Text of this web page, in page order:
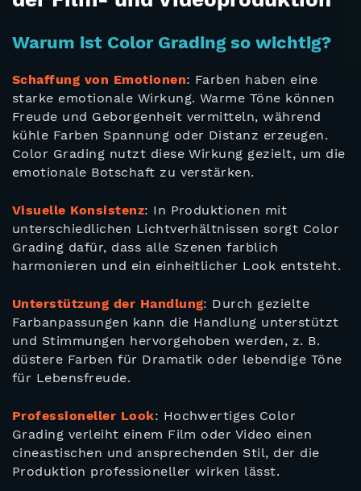
Warum ist Color Grading so wichtig?
Schaffung von Emotionen: Farben haben eine
starke emotionale Wirkung. Warme Töne können
Freude und Geborgenheit vermitteln, während
kühle Farben Spannung oder Distanz erzeugen.
Color Grading nutzt diese Wirkung gezielt, um die
emotionale Botschaft zu verstärken.
Visuelle Konsistenz: In Produktionen mit
unterschiedlichen Lichtverhältnissen sorgt Color
Grading dafür, dass alle Szenen farblich
harmonieren und ein einheitlicher Look entsteht.
Unterstützung der Handlung: Durch gezielte
Farbanpassungen kann die Handlung unterstützt
und Stimmungen hervorgehoben werden, z. B.
düstere Farben für Dramatik oder lebendige Töne
für Lebensfreude.
Professioneller Look: Hochwertiges Color
Grading verleiht einem Film oder Video einen
cineastischen und ansprechenden Stil, der die
Produktion professioneller wirken lässt.